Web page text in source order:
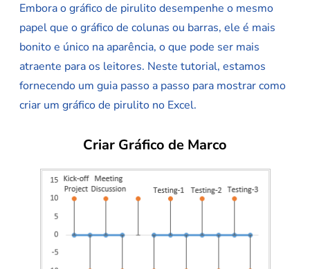
Embora o gráfico de pirulito desempenhe o mesmo
papel que o gráfico de colunas ou barras, ele é mais
bonito e único na aparência, o que pode ser mais
atraente para os leitores. Neste tutorial, estamos
fornecendo um guia passo a passo para mostrar como
criar um gráfico de pirulito no Excel.
Criar Gráfico de Marco